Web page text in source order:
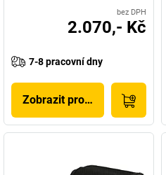
bez DPH
2.070,- Kč
7-8 pracovní dny
Zobrazit produkt